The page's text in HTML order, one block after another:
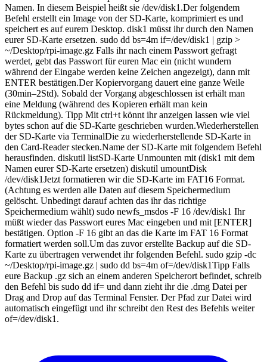
Namen. In diesem Beispiel heißt sie /dev/disk1.Der folgendem
Befehl erstellt ein Image von der SD-Karte, komprimiert es und
speichert es auf eurem Desktop. disk1 müsst ihr durch den Namen
eurer SD-Karte ersetzen. sudo dd bs=4m if=/dev/disk1 | gzip >
~/Desktop/rpi-image.gz Falls ihr nach einem Passwort gefragt
werdet, gebt das Passwort für euren Mac ein (nicht wundern
während der Eingabe werden keine Zeichen angezeigt), dann mit
ENTER bestätigen.Der Kopiervorgang dauert eine ganze Weile
(30min–2Std). Sobald der Vorgang abgeschlossen ist erhält man
eine Meldung (während des Kopieren erhält man kein
Rückmeldung). Tipp Mit ctrl+t könnt ihr anzeigen lassen wie viel
bytes schon auf die SD-Karte geschrieben wurden.Wiederherstellen
der SD-Karte via TerminalDie zu wiederherstellende SD-Karte in
den Card-Reader stecken.Name der SD-Karte mit folgendem Befehl
herausfinden. diskutil listSD-Karte Unmounten mit (disk1 mit dem
Namen eurer SD-Karte ersetzen) diskutil umountDisk
/dev/disk1Jetzt formatieren wir die SD-Karte im FAT16 Format.
(Achtung es werden alle Daten auf diesem Speichermedium
gelöscht. Unbedingt darauf achten das ihr das richtige
Speichermedium wählt) sudo newfs_msdos -F 16 /dev/disk1 Ihr
müßt wieder das Passwort eures Mac eingeben und mit [ENTER]
bestätigen. Option -F 16 gibt an das die Karte im FAT 16 Format
formatiert werden soll.Um das zuvor erstellte Backup auf die SD-
Karte zu übertragen verwendet ihr folgenden Befehl. sudo gzip -dc
~/Desktop/rpi-image.gz | sudo dd bs=4m of=/dev/disk1Tipp Falls
eure Backup .gz sich an einem anderen Speicherort befindet, schreib
den Befehl bis sudo dd if= und dann zieht ihr die .dmg Datei per
Drag and Drop auf das Terminal Fenster. Der Pfad zur Datei wird
automatisch eingefügt und ihr schreibt den Rest des Befehls weiter
of=/dev/disk1.